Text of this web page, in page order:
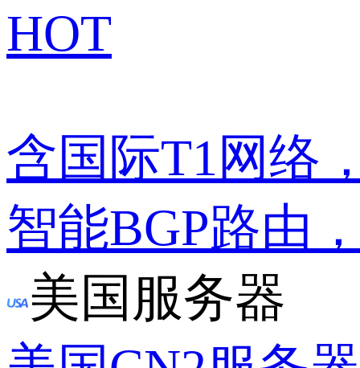
HOT
含国际T1网络
智能BGP路由
美国服务器